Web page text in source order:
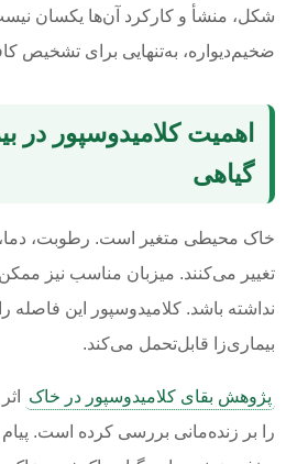
شکل، منشأ و کارکرد آن‌ها یکسان
ضخیم‌دیواره، به‌تنهایی برای تشخیص
اهمیت کلامیدوسپور در
گیاهی
تغییر می‌کنند. میزبان مناسب نیز
نداشته باشد. کلامیدوسپور این فاصله
بیماری‌زا قابل‌تحمل می‌کند.
پژوهش بقای کلامیدوسپور در خاک
را بر زنده‌مانی بررسی کرده است.